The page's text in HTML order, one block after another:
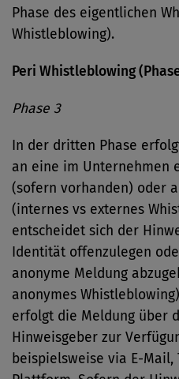
Phase des eigentlichen
Whistleblowing).
Peri Whistleblowing
Phase 3
In der dritten Phase
an eine im Unternehmen
(sofern vorhanden) oder
(internes vs externes
entscheidet sich der
Identität offenzulegen
anonyme Meldung
anonymes
erfolgt die Meldung über
Hinweisgeber zur
beispielsweise via E-